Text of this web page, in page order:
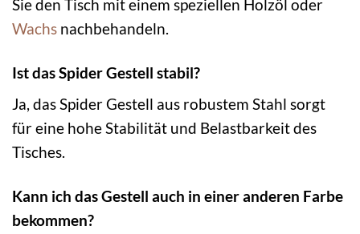
Sie den Tisch mit einem speziellen Holzöl oder
Wachs nachbehandeln.
Ist das Spider Gestell stabil?
Ja, das Spider Gestell aus robustem Stahl sorgt
für eine hohe Stabilität und Belastbarkeit des
Tisches.
Kann ich das Gestell auch in einer anderen Farbe
bekommen?